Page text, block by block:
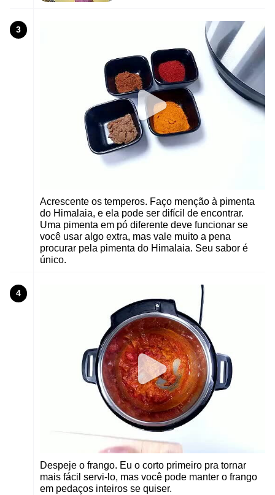
3
Acrescente os temperos. Faço menção à pimenta
do Himalaia, e ela pode ser difícil de encontrar.
Uma pimenta em pó diferente deve funcionar se
você usar algo extra, mas vale muito a pena
procurar pela pimenta do Himalaia. Seu sabor é
único.
4
Despeje o frango. Eu o corto primeiro pra tornar
mais fácil servi-lo, mas você pode manter o frango
em pedaços inteiros se quiser.